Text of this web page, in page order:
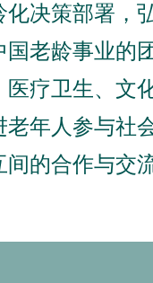
决策部署，
老龄事业的
疗卫生、文
年人参与社
的合作与交流